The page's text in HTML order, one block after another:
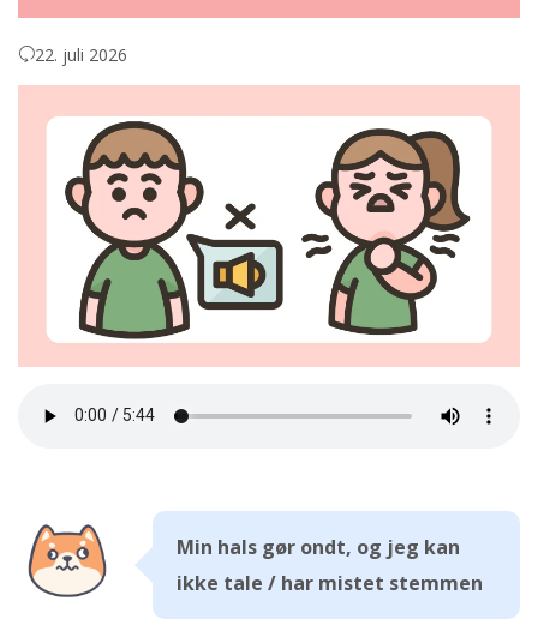
22. juli 2026
Min hals gør ondt, og jeg kan
ikke tale / har mistet stemmen